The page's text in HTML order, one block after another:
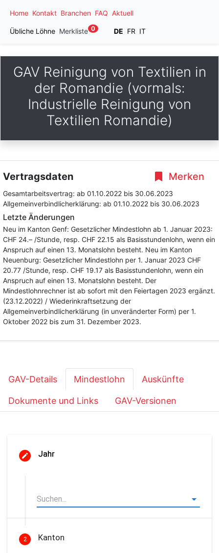
Home Kontakt Branchen FAQ Aktuell
Übliche Löhne Merkliste 0 DE FR IT
GAV Reinigung von Textilien in
der Romandie (vormals:
Industrielle Reinigung von
Textilien Romandie)
Merken
Vertragsdaten
Gesamtarbeitsvertrag: ab 01.10.2022 bis 30.06.2023
Allgemeinverbindlicherklärung: ab 01.10.2022 bis 30.06.2023
Letzte Änderungen
Neu im Kanton Genf: Gesetzlicher Mindestlohn ab 1. Januar 2023:
CHF 24.– /Stunde, resp. CHF 22.15 als Basisstundenlohn, wenn ein
Anspruch auf einen 13. Monatslohn besteht. Neu im Kanton
Neuenburg: Gesetzlicher Mindestlohn per 1. Januar 2023 CHF
20.77 /Stunde, resp. CHF 19.17 als Basisstundenlohn, wenn ein
Anspruch auf einen 13. Monatslohn besteht. Der
Mindestlohnrechner ist ab sofort mit den Feiertagen 2023 ergänzt.
(23.12.2022) / Wiederinkraftsetzung der
Allgemeinverbindlicherklärung (in unveränderter Form) per 1.
Oktober 2022 bis zum 31. Dezember 2023.
GAV-Details Mindestlohn Auskünfte
Dokumente und Links GAV-Versionen
Jahr
2 Kanton